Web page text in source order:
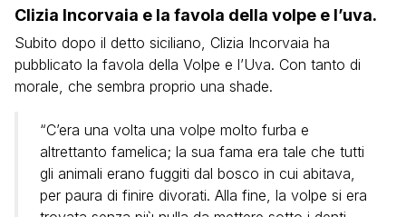
Clizia Incorvaia e la favola della volpe e l’uva.
Subito dopo il detto siciliano, Clizia Incorvaia ha
pubblicato la favola della Volpe e l’Uva. Con tanto di
morale, che sembra proprio una shade.
“C’era una volta una volpe molto furba e
altrettanto famelica; la sua fama era tale che tutti
gli animali erano fuggiti dal bosco in cui abitava,
per paura di finire divorati. Alla fine, la volpe si era